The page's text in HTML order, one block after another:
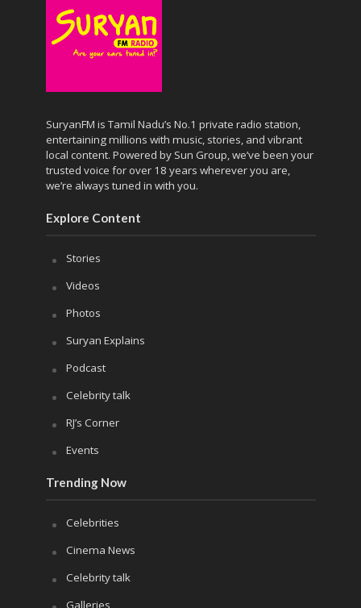
SuryanFM is Tamil Nadu’s No.1 private radio station,
entertaining millions with music, stories, and vibrant
local content. Powered by Sun Group, we’ve been your
trusted voice for over 18 years wherever you are,
we’re always tuned in with you.
Explore Content
Stories
Videos
Photos
Suryan Explains
Podcast
Celebrity talk
RJ’s Corner
Events
Trending Now
Celebrities
Cinema News
Celebrity talk